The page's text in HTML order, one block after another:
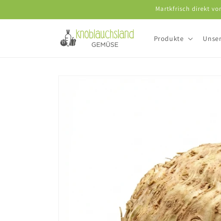
Inhalt
Martkfrisch direkt
Produkte